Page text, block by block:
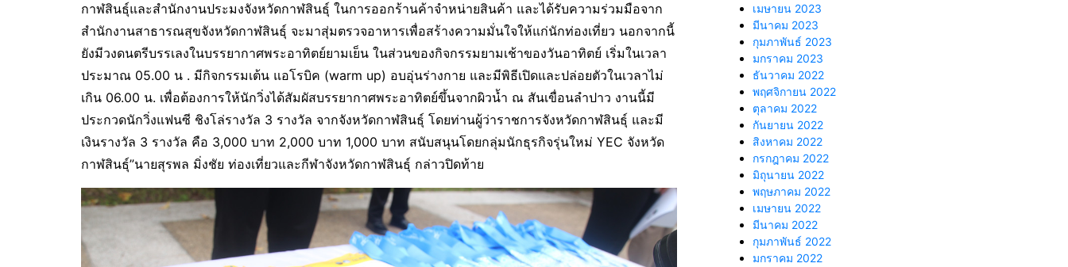
กาฬสินธุ์และสำนักงานประมงจังหวัดกาฬสินธุ์ ในการออกร้านค้าจำหน่ายสินค้า และได้รับความร่วมมือจาก
สำนักงานสาธารณสุขจังหวัดกาฬสินธุ์ จะมาสุ่มตรวจอาหารเพื่อสร้างความมั่นใจให้แก่นักท่องเที่ยว นอกจากนี้
ยังมีวงดนตรีบรรเลงในบรรยากาศพระอาทิตย์ยามเย็น ในส่วนของกิจกรรมยามเช้าของวันอาทิตย์ เริ่มในเวลา
ประมาณ 05.00 น . มีกิจกรรมเต้น แอโรบิค (warm up) อบอุ่นร่างกาย และมีพิธีเปิดและปล่อยตัวในเวลาไม่
เกิน 06.00 น. เพื่อต้องการให้นักวิ่งได้สัมผัสบรรยากาศพระอาทิตย์ขึ้นจากผิวน้ำ ณ สันเขื่อนลำปาว งานนี้มี
ประกวดนักวิ่งแฟนซี ชิงโล่รางวัล 3 รางวัล จากจังหวัดกาฬสินธุ์ โดยท่านผู้ว่าราชการจังหวัดกาฬสินธุ์ และมี
เงินรางวัล 3 รางวัล คือ 3,000 บาท 2,000 บาท 1,000 บาท สนับสนุนโดยกลุ่มนักธุรกิจรุ่นใหม่ YEC จังหวัด
กาฬสินธุ์”นายสุรพล มิ่งชัย ท่องเที่ยวและกีฬาจังหวัดกาฬสินธุ์ กล่าวปิดท้าย
เมษายน 2023
มีนาคม 2023
กุมภาพันธ์ 2023
มกราคม 2023
ธันวาคม 2022
พฤศจิกายน 2022
ตุลาคม 2022
กันยายน 2022
สิงหาคม 2022
กรกฎาคม 2022
มิถุนายน 2022
พฤษภาคม 2022
เมษายน 2022
มีนาคม 2022
กุมภาพันธ์ 2022
มกราคม 2022